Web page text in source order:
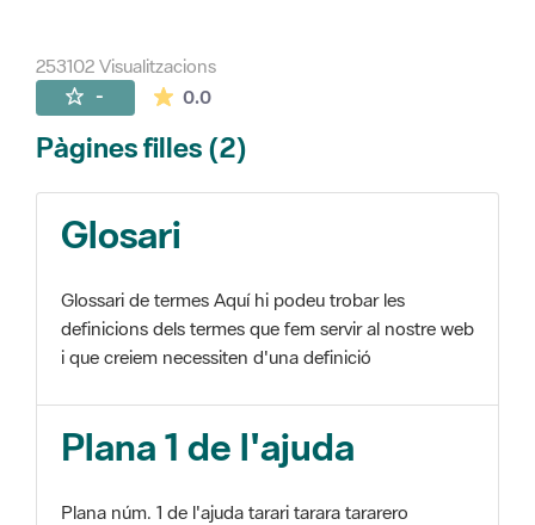
253102 Visualitzacions
- 0.0La mitjana de les valoracions és de 0
Pàgines filles (2)
Glosari
Glossari de termes Aquí hi podeu trobar les
definicions dels termes que fem servir al nostre web
i que creiem necessiten d'una definició
Plana 1 de l'ajuda
Plana núm. 1 de l'ajuda tarari tarara tararero